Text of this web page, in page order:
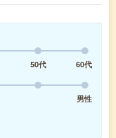
50代
60代
男性